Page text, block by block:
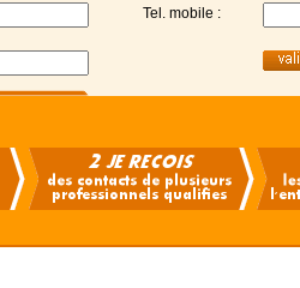
Tel. mobile :